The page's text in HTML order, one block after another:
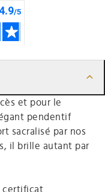
et pour le
pendentif
sacralisé par nos
il brille autant par
certificat